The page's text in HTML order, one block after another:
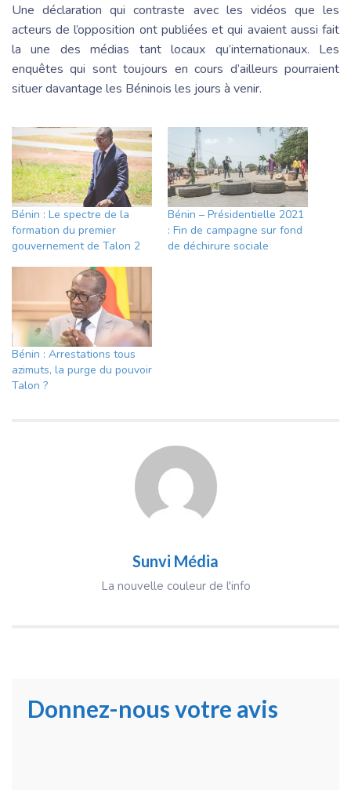
Une déclaration qui contraste avec les vidéos que les
acteurs de l’opposition ont publiées et qui avaient aussi fait
la une des médias tant locaux qu’internationaux. Les
enquêtes qui sont toujours en cours d’ailleurs pourraient
situer davantage les Béninois les jours à venir.
Bénin : Le spectre de la
formation du premier
gouvernement de Talon 2
Bénin – Présidentielle 2021
: Fin de campagne sur fond
de déchirure sociale
Bénin : Arrestations tous
azimuts, la purge du pouvoir
Talon ?
Sunvi Média
La nouvelle couleur de l'info
Donnez-nous votre avis